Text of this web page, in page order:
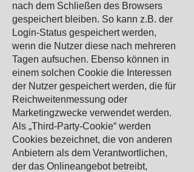
nach dem Schließen des Browsers
gespeichert bleiben. So kann z.B. der
Login-Status gespeichert werden,
wenn die Nutzer diese nach mehreren
Tagen aufsuchen. Ebenso können in
einem solchen Cookie die Interessen
der Nutzer gespeichert werden, die für
Reichweitenmessung oder
Marketingzwecke verwendet werden.
Als „Third-Party-Cookie“ werden
Cookies bezeichnet, die von anderen
Anbietern als dem Verantwortlichen,
der das Onlineangebot betreibt,